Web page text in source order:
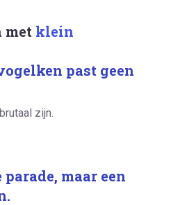
met klein
past geen
zijn.
maar een